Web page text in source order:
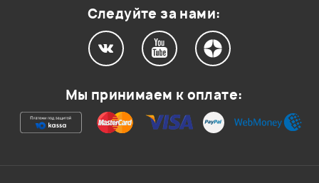
Следуйте за нами:
Мы принимаем к оплате: